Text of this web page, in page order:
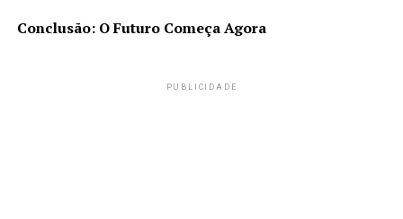
Conclusão: O Futuro Começa Agora
PUBLICIDADE